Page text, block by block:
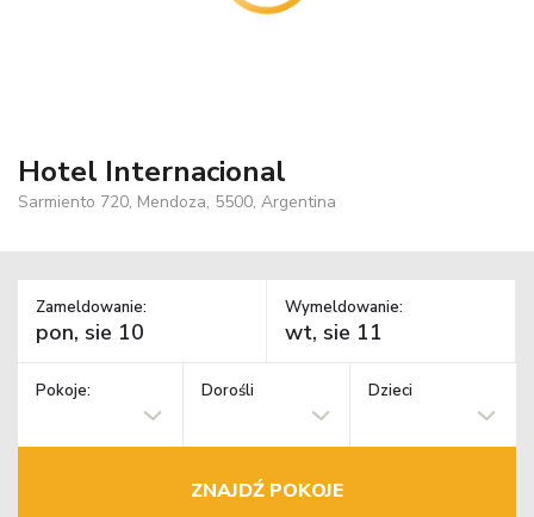
Hotel Internacional
Sarmiento 720, Mendoza, 5500, Argentina
Zameldowanie: Wymeldowanie:
Pokoje: Dorośli Dzieci
ZNAJDŹ POKOJE